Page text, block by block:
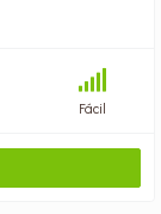
Fácil